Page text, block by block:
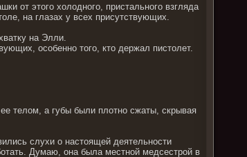
от этого холодного, пристального взгляда
на глазах у всех присутствующих.
на Элли.
особенно того, кто держал пистолет.
телом, а губы были плотно сжаты, скрывая
слухи о настоящей деятельности
Думаю, она была местной медсестрой в